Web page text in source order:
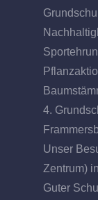
4.
Unser
Zentrum)
Guter